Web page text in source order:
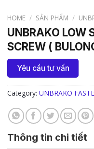
HOME / SẢN PHẨM /
UNBRAKO LOW
SCREW (
Yêu cầu tư vấn
Category: UNBRAKO
Thông tin chi tiết